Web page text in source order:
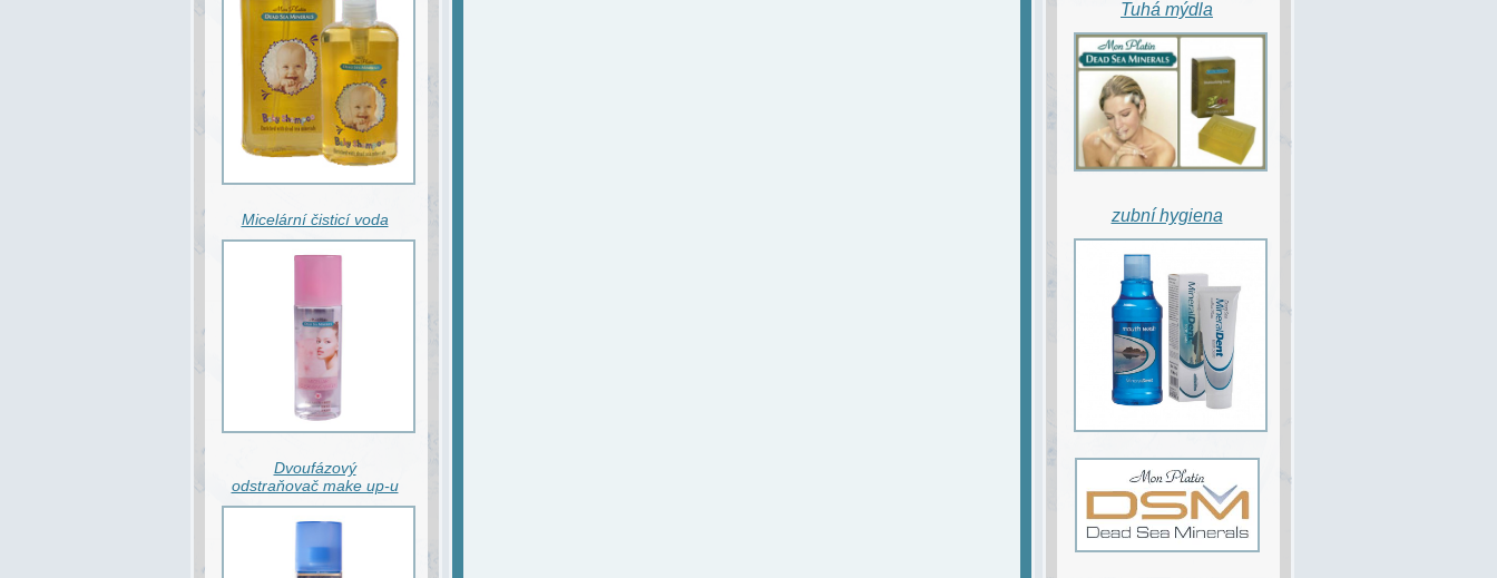
Micelární čisticí voda
Dvoufázový
odstraňovač make up-u
Tuhá mýdla
zubní hygiena